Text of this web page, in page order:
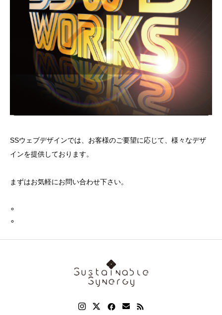
SSウェブデザインでは、お客様のご要望に応じて、様々なデザ
インを提供しております。
まずはお気軽にお問い合わせ下さい。